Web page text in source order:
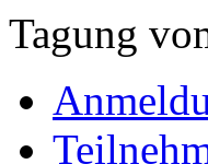
Tagung